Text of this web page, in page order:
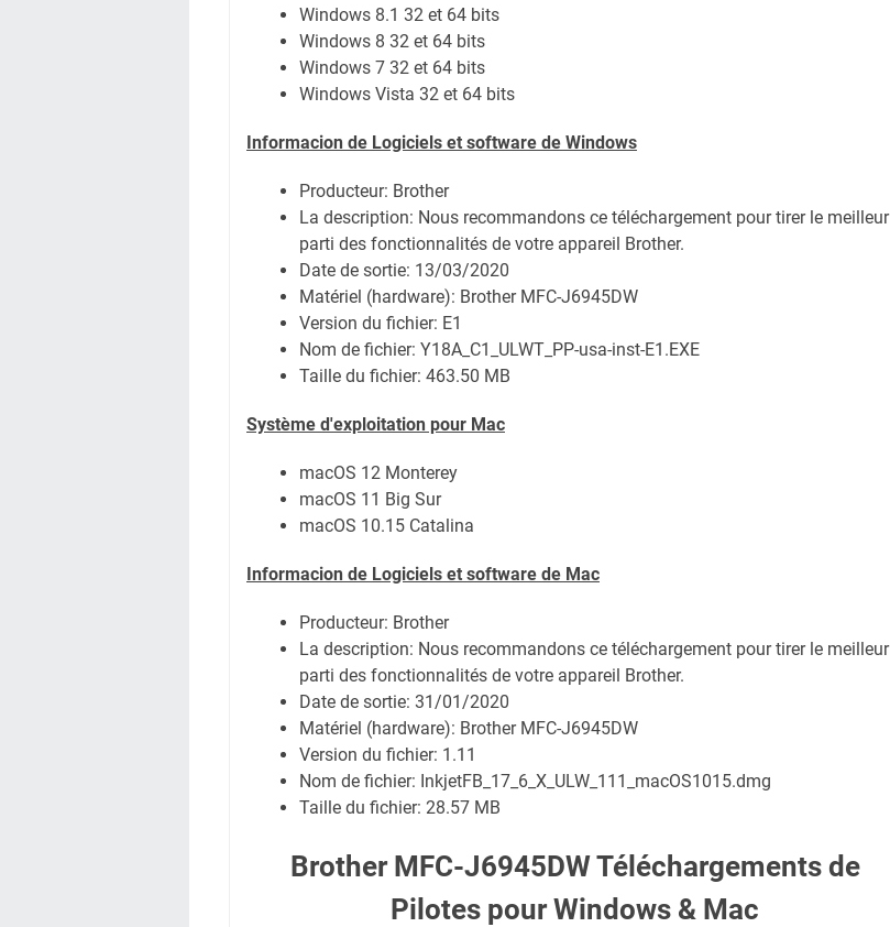
Windows 8.1 32 et 64 bits
Windows 8 32 et 64 bits
Windows 7 32 et 64 bits
Windows Vista 32 et 64 bits
Informacion de Logiciels et software de Windows
Producteur: Brother
La description: Nous recommandons ce téléchargement pour tirer le meilleur
parti des fonctionnalités de votre appareil Brother.
Date de sortie: 13/03/2020
Matériel (hardware): Brother MFC-J6945DW
Version du fichier: E1
Nom de fichier: Y18A_C1_ULWT_PP-usa-inst-E1.EXE
Taille du fichier: 463.50 MB
Système d'exploitation pour Mac
macOS 12 Monterey
macOS 11 Big Sur
macOS 10.15 Catalina
Informacion de Logiciels et software de Mac
Producteur: Brother
La description: Nous recommandons ce téléchargement pour tirer le meilleur
parti des fonctionnalités de votre appareil Brother.
Date de sortie: 31/01/2020
Matériel (hardware): Brother MFC-J6945DW
Version du fichier: 1.11
Nom de fichier: InkjetFB_17_6_X_ULW_111_macOS1015.dmg
Taille du fichier: 28.57 MB
Brother MFC-J6945DW Téléchargements de
Pilotes pour Windows & Mac